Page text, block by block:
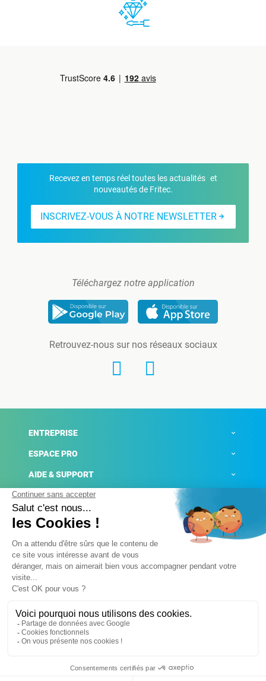
Recevez en temps réel toutes les actualités et
nouveautés de Fritec.
INSCRIVEZ-VOUS À NOTRE NEWSLETTER
Téléchargez notre application
Retrouvez-nous sur nos réseaux sociaux
ENTREPRISE
ESPACE PRO
AIDE & SUPPORT
ACTUALITÉS
Mentions légales
Conditions générales de ventes
Plateforme de signalement